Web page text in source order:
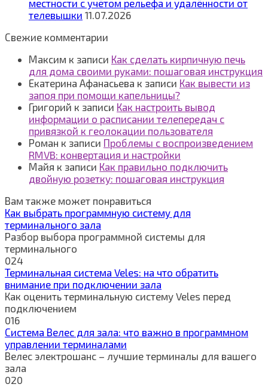
местности с учётом рельефа и удалённости от
телевышки 11.07.2026
Свежие комментарии
Максим к записи Как сделать кирпичную печь
для дома своими руками: пошаговая инструкция
Екатерина Афанасьева к записи Как вывести из
запоя при помощи капельницы?
Григорий к записи Как настроить вывод
информации о расписании телепередач с
привязкой к геолокации пользователя
Роман к записи Проблемы с воспроизведением
RMVB: конвертация и настройки
Майя к записи Как правильно подключить
двойную розетку: пошаговая инструкция
Вам также может понравиться
Как выбрать программную систему для
терминального зала
Разбор выбора программной системы для
терминального
024
Терминальная система Veles: на что обратить
внимание при подключении зала
Как оценить терминальную систему Veles перед
подключением
016
Система Велес для зала: что важно в программном
управлении терминалами
Велес электрошанс – лучшие терминалы для вашего
зала
020